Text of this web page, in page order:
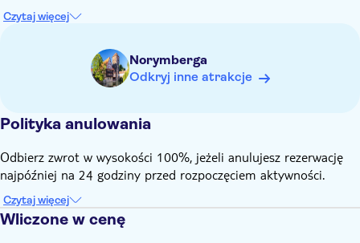
Trasa wycieczki jest dostosowana do zainteresowań i tempa
Przystanki mogą się różnić w zależności od warunków
Jest to wycieczka piesza, która nie obejmuje wstępu do
Czytaj więcej
Norymberga
Odkryj inne atrakcje
Polityka anulowania
Odbierz zwrot w wysokości 100%, jeżeli anulujesz rezerwację
najpóźniej na 24 godziny przed rozpoczęciem aktywności.
Czytaj więcej
Wliczone w cenę